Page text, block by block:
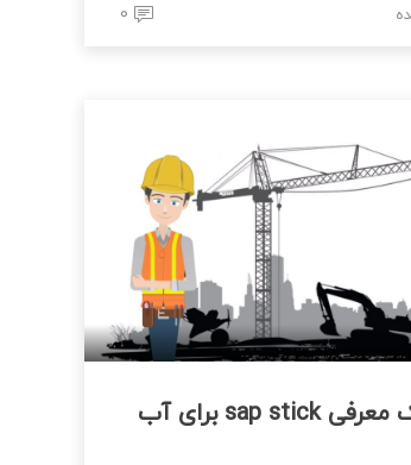
0
موشن گرافیک معرفی sap stick برای آب